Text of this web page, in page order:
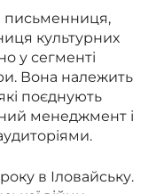
письменниця,
культурних
у сегменті
Вона належить
поєднують
менеджмент і
в Іловайську.